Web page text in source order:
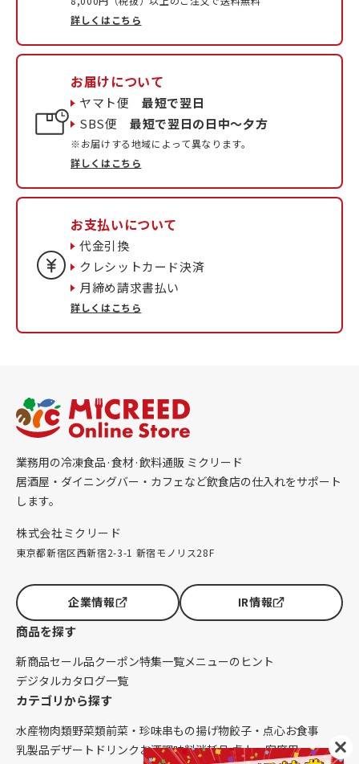
詳しくはこちら
お届けについて
ヤマト便最短で翌日
SBS便最短で翌日の日中〜夕方
※お届けする地域によって異なります。
詳しくはこちら
お支払いについて
代金引換
クレシットカード決済
月締め請求書払い
詳しくはこちら
業務用の冷凍食品·食材·飲料通販 ミクリード
居酒屋・ダイニングバー・カフェなど飲食店の仕入れをサポート
します。
株式会社ミクリード
東京都新宿区西新宿2-3-1 新宿モノリス28F
企業情報 IR情報
商品を探す
新商品セール品クーポン特集一覧メニューのヒント
デジタルカタログ一覧
カテゴリから探す
水産物肉類野菜類前菜・珍味串もの揚げ物餃子・点心お食事
乳製品デザート ドリンク お酒調味料消耗品 卓上・客席用